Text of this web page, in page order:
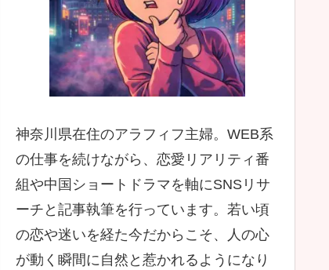
神奈川県在住のアラフィフ主婦。WEB系
の仕事を続けながら、恋愛リアリティ番
組や中国ショートドラマを軸にSNSリサ
ーチと記事執筆を行っています。若い頃
の恋や迷いを経た今だからこそ、人の心
が動く瞬間に自然と惹かれるようになり